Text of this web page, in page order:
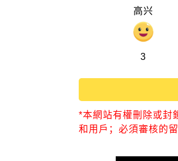
高兴
3
*本網站有權刪除或封
和用戶；必須審核的